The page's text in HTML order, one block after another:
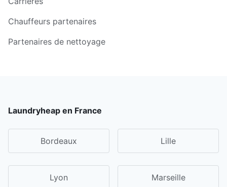
Chauffeurs partenaires
Partenaires de nettoyage
Laundryheap en France
Bordeaux Lille
Lyon Marseille